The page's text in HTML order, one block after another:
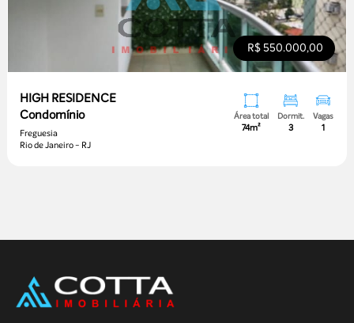
R$ 550.000,00
HIGH RESIDENCE
Condomínio
Freguesia
Rio de Janeiro - RJ
Área total
74m²
Dormit.
3
Vagas
1